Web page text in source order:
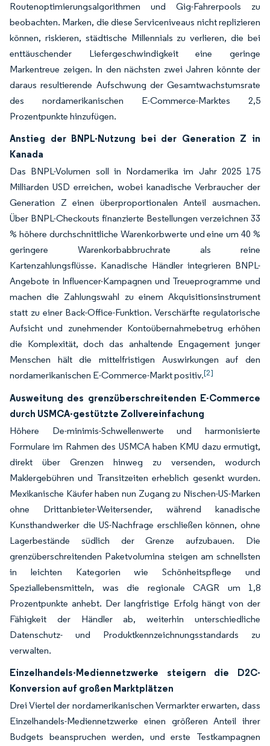
Routenoptimierungsalgorithmen und Gig-Fahrerpools zu
beobachten. Marken, die diese Serviceniveaus nicht replizieren
können, riskieren, städtische Millennials zu verlieren, die bei
enttäuschender Liefergeschwindigkeit eine geringe
Markentreue zeigen. In den nächsten zwei Jahren könnte der
daraus resultierende Aufschwung der Gesamtwachstumsrate
des nordamerikanischen E-Commerce-Marktes 2,5
Prozentpunkte hinzufügen.
Anstieg der BNPL-Nutzung bei der Generation Z in
Kanada
Das BNPL-Volumen soll in Nordamerika im Jahr 2025 175
Milliarden USD erreichen, wobei kanadische Verbraucher der
Generation Z einen überproportionalen Anteil ausmachen.
Über BNPL-Checkouts finanzierte Bestellungen verzeichnen 33
% höhere durchschnittliche Warenkorbwerte und eine um 40 %
geringere Warenkorbabbruchrate als reine
Kartenzahlungsflüsse. Kanadische Händler integrieren BNPL-
Angebote in Influencer-Kampagnen und Treueprogramme und
machen die Zahlungswahl zu einem Akquisitionsinstrument
statt zu einer Back-Office-Funktion. Verschärfte regulatorische
Aufsicht und zunehmender Kontoübernahmebetrug erhöhen
die Komplexität, doch das anhaltende Engagement junger
Menschen hält die mittelfristigen Auswirkungen auf den
nordamerikanischen E-Commerce-Markt positiv.[2]
Ausweitung des grenzüberschreitenden E-Commerce
durch USMCA-gestützte Zollvereinfachung
Höhere De-minimis-Schwellenwerte und harmonisierte
Formulare im Rahmen des USMCA haben KMU dazu ermutigt,
direkt über Grenzen hinweg zu versenden, wodurch
Maklergebühren und Transitzeiten erheblich gesenkt wurden.
Mexikanische Käufer haben nun Zugang zu Nischen-US-Marken
ohne Drittanbieter-Weitersender, während kanadische
Kunsthandwerker die US-Nachfrage erschließen können, ohne
Lagerbestände südlich der Grenze aufzubauen. Die
grenzüberschreitenden Paketvolumina steigen am schnellsten
in leichten Kategorien wie Schönheitspflege und
Speziallebensmitteln, was die regionale CAGR um 1,8
Prozentpunkte anhebt. Der langfristige Erfolg hängt von der
Fähigkeit der Händler ab, weiterhin unterschiedliche
Datenschutz- und Produktkennzeichnungsstandards zu
verwalten.
Einzelhandels-Mediennetzwerke steigern die D2C-
Konversion auf großen Marktplätzen
Drei Viertel der nordamerikanischen Vermarkter erwarten, dass
Einzelhandels-Mediennetzwerke einen größeren Anteil ihrer
Budgets beanspruchen werden, und erste Testkampagnen